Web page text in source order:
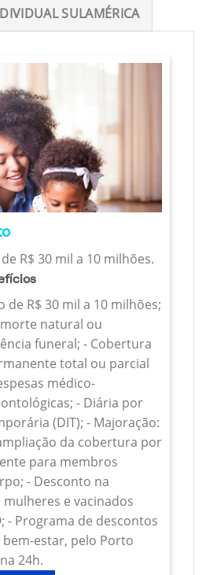
SULAMÉRICA
R$ 30 mil a 10 milhões.
de R$ 30 mil a 10 milhões;
natural ou
funeral; - Cobertura
total ou parcial
médico-
- Diária por
(DIT); - Majoração:
da cobertura por
para membros
- Desconto na
e vacinados
- Programa de descontos
bem-estar, pelo Porto
24h.